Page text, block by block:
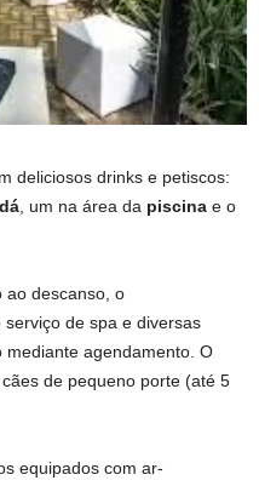
deliciosos drinks e petiscos:
, um na área da piscina e o
ao descanso, o
de spa e diversas
mediante agendamento. O
de pequeno porte (até 5
equipados com ar-